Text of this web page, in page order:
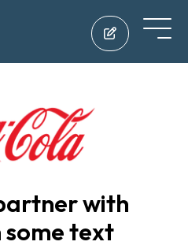
with
some text